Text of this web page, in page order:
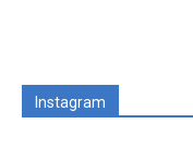
Instagram